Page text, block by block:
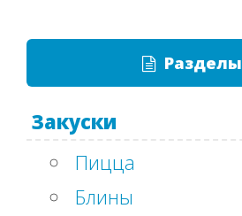
Разделы
Закуски
Пицца
Блины